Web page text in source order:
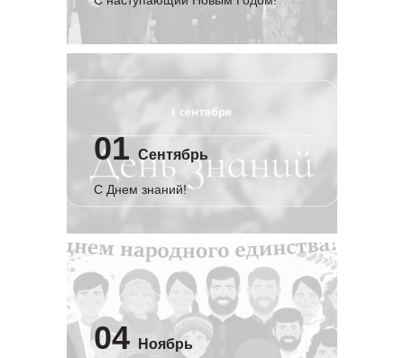
01 Сентябрь
C Днем знаний!
04 Ноябрь